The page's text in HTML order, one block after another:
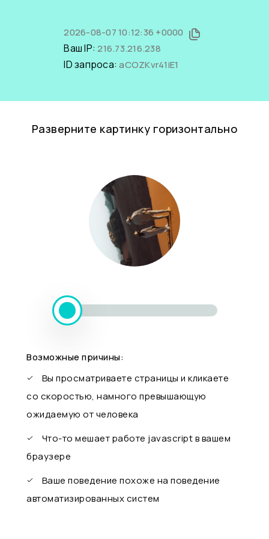
2026-08-07 10:12:36 +0000
Ваш IP:216.73.216.238
ID запроса:aCOZKvr41iE1
Разверните картинку горизонтально
Возможные причины:
Вы просматриваете страницы и кликаете
со скоростью, намного превышающую
ожидаемую от человека
Что-то мешает работе javascript в вашем
браузере
Ваше поведение похоже на поведение
автоматизированных систем